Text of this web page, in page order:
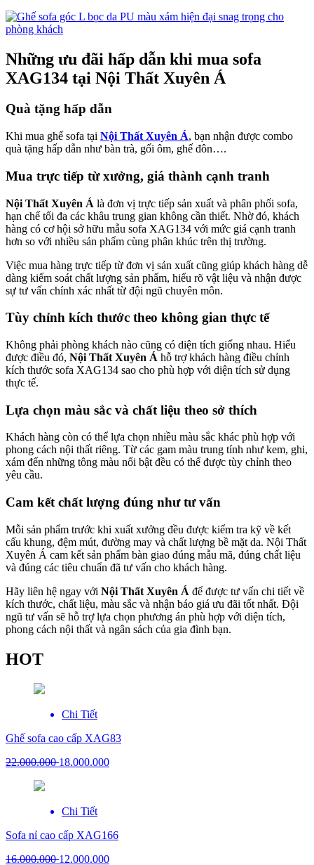
Những ưu đãi hấp dẫn khi mua sofa
XAG134 tại Nội Thất Xuyên Á
Quà tặng hấp dẫn
Khi mua ghế sofa tại Nội Thất Xuyên Á, bạn nhận được combo
quà tặng hấp dẫn như bàn trà, gối ôm, ghế đôn….
Mua trực tiếp từ xưởng, giá thành cạnh tranh
Nội Thất Xuyên Á là đơn vị trực tiếp sản xuất và phân phối sofa,
hạn chế tối đa các khâu trung gian không cần thiết. Nhờ đó, khách
hàng có cơ hội sở hữu mẫu sofa XAG134 với mức giá cạnh tranh
hơn so với nhiều sản phẩm cùng phân khúc trên thị trường.
Việc mua hàng trực tiếp từ đơn vị sản xuất cũng giúp khách hàng dễ
dàng kiểm soát chất lượng sản phẩm, hiểu rõ vật liệu và nhận được
sự tư vấn chính xác nhất từ đội ngũ chuyên môn.
Tùy chỉnh kích thước theo không gian thực tế
Không phải phòng khách nào cũng có diện tích giống nhau. Hiểu
được điều đó, Nội Thất Xuyên Á hỗ trợ khách hàng điều chỉnh
kích thước sofa XAG134 sao cho phù hợp với diện tích sử dụng
thực tế.
Lựa chọn màu sắc và chất liệu theo sở thích
Khách hàng còn có thể lựa chọn nhiều màu sắc khác phù hợp với
phong cách nội thất riêng. Từ các gam màu trung tính như kem, ghi,
xám đến những tông màu nổi bật đều có thể được tùy chỉnh theo
yêu cầu.
Cam kết chất lượng đúng như tư vấn
Mỗi sản phẩm trước khi xuất xưởng đều được kiểm tra kỹ về kết
cấu khung, đệm mút, đường may và chất lượng bề mặt da. Nội Thất
Xuyên Á cam kết sản phẩm bàn giao đúng mẫu mã, đúng chất liệu
và đúng các tiêu chuẩn đã tư vấn cho khách hàng.
Hãy liên hệ ngay với Nội Thất Xuyên Á để được tư vấn chi tiết về
kích thước, chất liệu, màu sắc và nhận báo giá ưu đãi tốt nhất. Đội
ngũ tư vấn sẽ hỗ trợ lựa chọn phương án phù hợp với diện tích,
phong cách nội thất và ngân sách của gia đình bạn.
HOT
Chi Tiết
Ghế sofa cao cấp XAG83
22.000.00018.000.000
Chi Tiết
Sofa nỉ cao cấp XAG166
16.000.00012.000.000